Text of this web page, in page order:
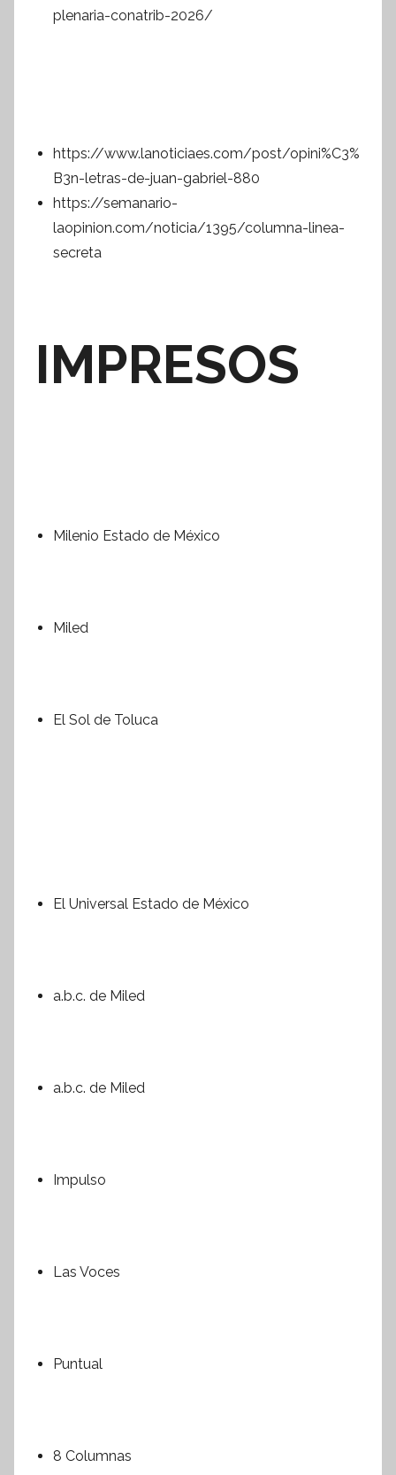
plenaria-conatrib-2026/
https://www.lanoticiaes.com/post/opini%C3%
B3n-letras-de-juan-gabriel-880
https://semanario-
laopinion.com/noticia/1395/columna-linea-
secreta
IMPRESOS
Milenio Estado de México
Miled
El Sol de Toluca
El Universal Estado de México
a.b.c. de Miled
a.b.c. de Miled
Impulso
Las Voces
Puntual
8 Columnas